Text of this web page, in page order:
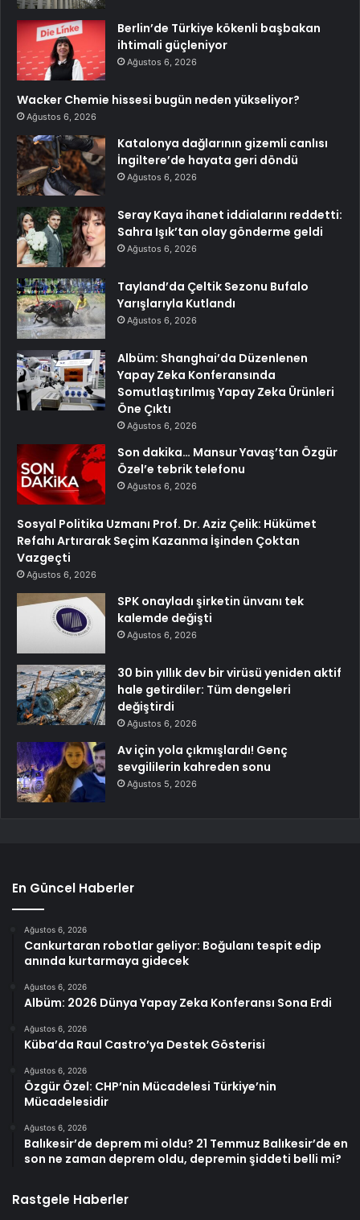
Berlin’de Türkiye kökenli başbakan
ihtimali güçleniyor
Ağustos 6, 2026
Wacker Chemie hissesi bugün neden yükseliyor?
Ağustos 6, 2026
Katalonya dağlarının gizemli canlısı
İngiltere’de hayata geri döndü
Ağustos 6, 2026
Seray Kaya ihanet iddialarını reddetti:
Sahra Işık’tan olay gönderme geldi
Ağustos 6, 2026
Tayland’da Çeltik Sezonu Bufalo
Yarışlarıyla Kutlandı
Ağustos 6, 2026
Albüm: Shanghai’da Düzenlenen
Yapay Zeka Konferansında
Somutlaştırılmış Yapay Zeka Ürünleri
Öne Çıktı
Ağustos 6, 2026
Son dakika… Mansur Yavaş’tan Özgür
Özel’e tebrik telefonu
Ağustos 6, 2026
Sosyal Politika Uzmanı Prof. Dr. Aziz Çelik: Hükümet
Refahı Artırarak Seçim Kazanma İşinden Çoktan
Vazgeçti
Ağustos 6, 2026
SPK onayladı şirketin ünvanı tek
kalemde değişti
Ağustos 6, 2026
30 bin yıllık dev bir virüsü yeniden aktif
hale getirdiler: Tüm dengeleri
değiştirdi
Ağustos 6, 2026
Av için yola çıkmışlardı! Genç
sevgililerin kahreden sonu
Ağustos 5, 2026
En Güncel Haberler
Ağustos 6, 2026
Cankurtaran robotlar geliyor: Boğulanı tespit edip
anında kurtarmaya gidecek
Ağustos 6, 2026
Albüm: 2026 Dünya Yapay Zeka Konferansı Sona Erdi
Ağustos 6, 2026
Küba’da Raul Castro’ya Destek Gösterisi
Ağustos 6, 2026
Özgür Özel: CHP’nin Mücadelesi Türkiye’nin
Mücadelesidir
Ağustos 6, 2026
Balıkesir’de deprem mi oldu? 21 Temmuz Balıkesir’de en
son ne zaman deprem oldu, depremin şiddeti belli mi?
Rastgele Haberler